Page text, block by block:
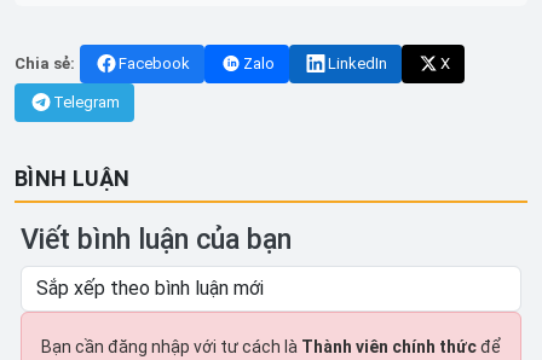
Chia sẻ: Facebook Zalo LinkedIn X
Telegram
BÌNH LUẬN
Viết bình luận của bạn
Bạn cần đăng nhập với tư cách là Thành viên chính thứcđể